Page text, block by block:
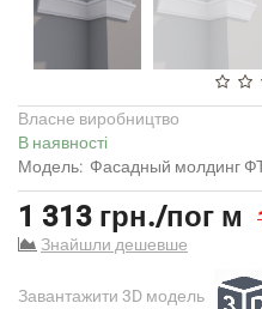
Власне виробництво
В наявності
Модель: Фасадный молдинг
1 313 грн./пог м
Знайшли дешевше
Завантажити 3D модель